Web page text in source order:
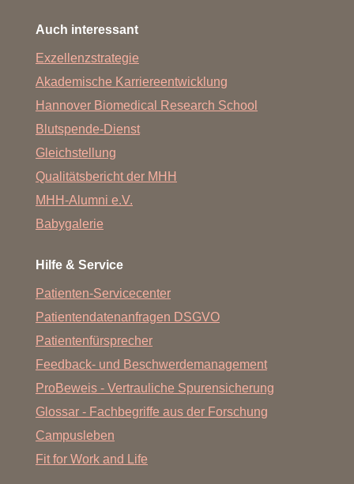
Auch interessant
Exzellenzstrategie
Akademische Karriereentwicklung
Hannover Biomedical Research School
Blutspende-Dienst
Gleichstellung
Qualitätsbericht der MHH
MHH-Alumni e.V.
Babygalerie
Hilfe & Service
Patienten-Servicecenter
Patientendatenanfragen DSGVO
Patientenfürsprecher
Feedback- und Beschwerdemanagement
ProBeweis - Vertrauliche Spurensicherung
Glossar - Fachbegriffe aus der Forschung
Campusleben
Fit for Work and Life